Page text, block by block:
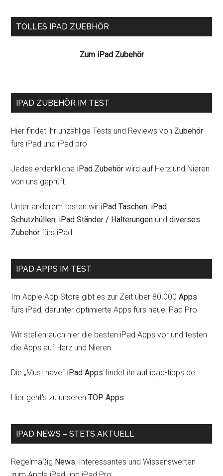
Seitenspalte
TOLLES IPAD ZUEBHÖR
Zum iPad Zubehör
IPAD ZUBEHÖR IM TEST
Hier findet ihr unzählige Tests und Reviews von Zubehör
fürs iPad und iPad pro
Jedes erdenkliche iPad Zubehör wird auf Herz und Nieren
von uns geprüft.
Unter anderem testen wir iPad Taschen, iPad
Schutzhüllen, iPad Ständer / Halterungen unddiverses
Zubehör fürs iPad.
IPAD APPS IM TEST
Im Apple App Store gibt es zur Zeit über 80.000Apps
fürs iPad, darunter optimierte Apps fürs neue iPad Pro
Wir stellen euch hier die besten iPad Apps vor und testen
die Apps auf Herz und Nieren.
Die „Must have“ iPad Apps findet ihr auf ipad-tipps.de.
Hier geht's zu unserenTOP Apps.
IPAD NEWS – STETS AKTUELL
Regelmäßig News, Interessantes und Wissenswerten